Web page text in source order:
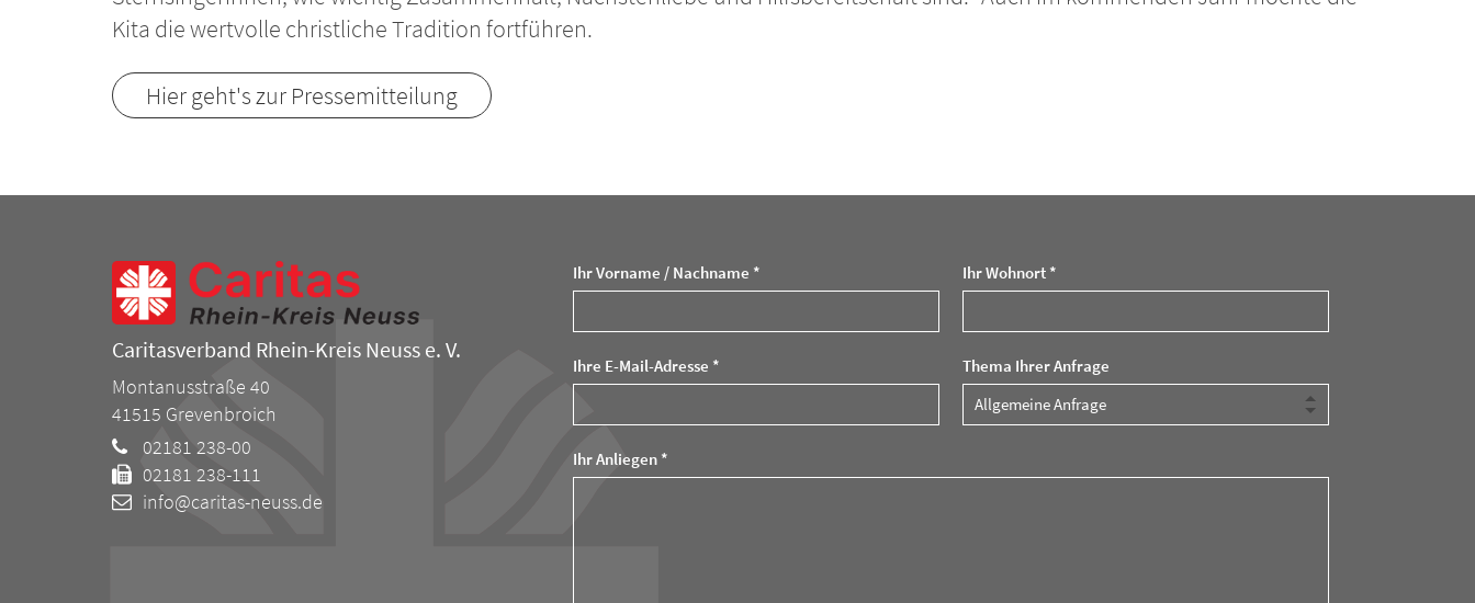
Kita die wertvolle christliche Tradition fortführen.
Hier geht's zur Pressemitteilung
Ihr Vorname / Nachname * Ihr Wohnort *
Ihre E-Mail-Adresse * Thema Ihrer Anfrage
Ihr Anliegen *
Caritasverband Rhein-Kreis Neuss e. V.
Montanusstraße 40
41515 Grevenbroich
02181 238-00
02181 238-111
info@caritas-neuss.de